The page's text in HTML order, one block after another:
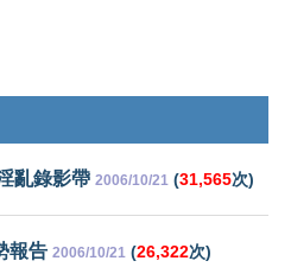
亂錄影帶 2006/10/21 (31,565次)
報告 2006/10/21 (26,322次)